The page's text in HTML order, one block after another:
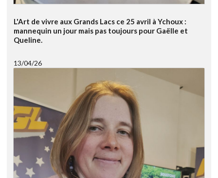
L'Art de vivre aux Grands Lacs ce 25 avril à Ychoux :
mannequin un jour mais pas toujours pour Gaëlle et
Queline.
13/04/26